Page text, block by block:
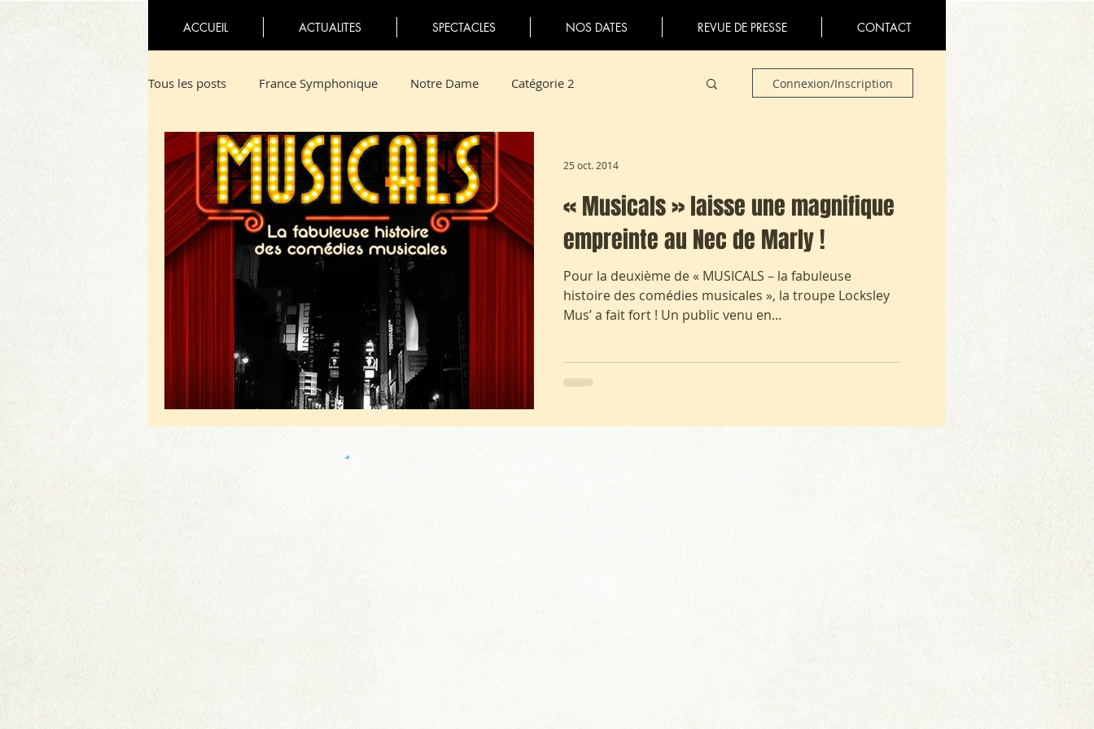
ACCUEIL ACTUALITES SPECTACLES NOS DATES REVUE DE PRESSE CONTACT
Tous les posts France Symphonique Notre Dame Catégorie 2 Connexion/Inscription
« Musicals » laisse une magnifique
empreinte au Nec de Marly !
Pour la deuxième de « MUSICALS – la fabuleuse
histoire des comédies musicales », la troupe Locksley
Mus’ a fait fort ! Un public venu en...
25 oct. 2014